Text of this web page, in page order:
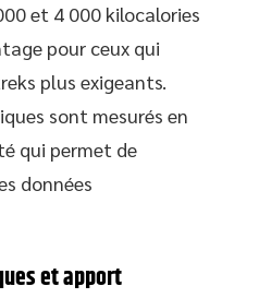
et 4 000 kilocalories
pour ceux qui
plus exigeants.
sont mesurés en
qui permet de
données
et apport